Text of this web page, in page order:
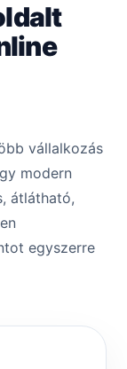
vállalkozás
modern
átlátható,
egyszerre